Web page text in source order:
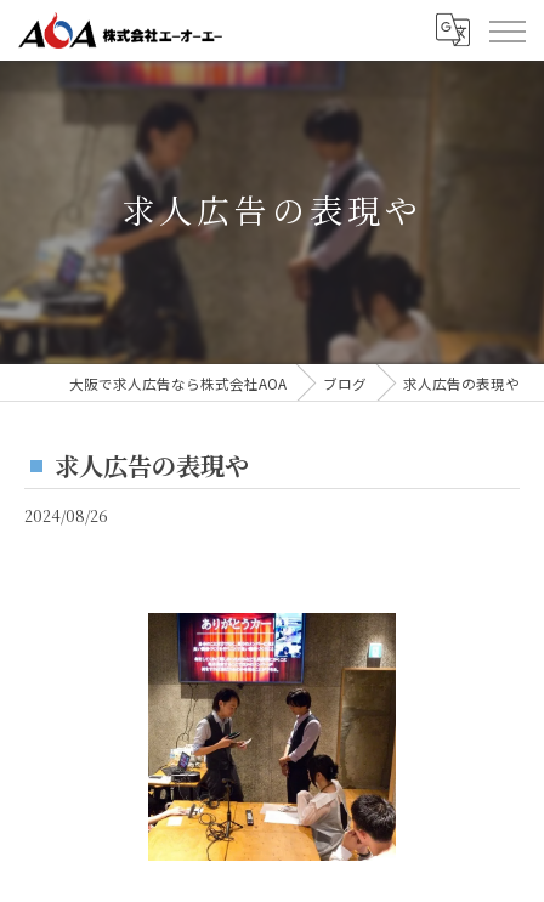
求人広告の表現や
大阪で求人広告なら株式会社AOA ブログ 求人広告の表現や
求人広告の表現や
2024/08/26